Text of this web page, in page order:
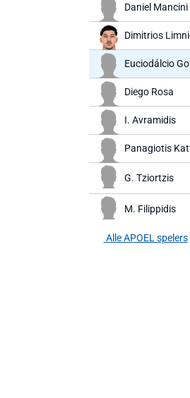
Daniel Mancini
Dimitrios
Euciodálcio
Diego Rosa
I. Avramidis
Panagiotis
G. Tziortzis
M. Filippidis
Alle APOEL spelers